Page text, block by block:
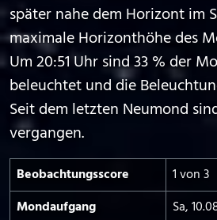
später nahe dem Horizont im
maximale Horizonthöhe des
Um 20:51 Uhr sind 33 % der
beleuchtet und die
Seit dem letzten Neumond
vergangen.
Beobachtungs­score
1 von
Mond­aufgang
Sa,